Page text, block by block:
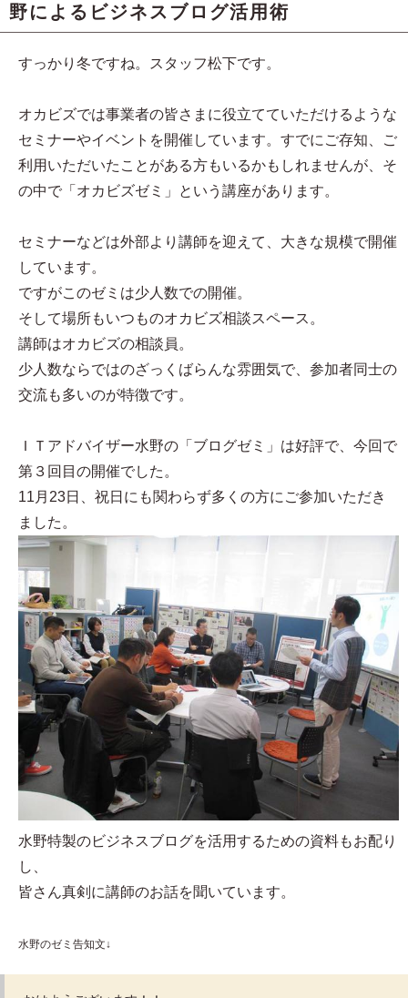
野によるビジネスブログ活用術
すっかり冬ですね。スタッフ松下です。
オカビズでは事業者の皆さまに役立てていただけるような
セミナーやイベントを開催しています。すでにご存知、ご
利用いただいたことがある方もいるかもしれませんが、そ
の中で「オカビズゼミ」という講座があります。
セミナーなどは外部より講師を迎えて、大きな規模で開催
しています。
ですがこのゼミは少人数での開催。
そして場所もいつものオカビズ相談スペース。
講師はオカビズの相談員。
少人数ならではのざっくばらんな雰囲気で、参加者同士の
交流も多いのが特徴です。
ＩＴアドバイザー水野の「ブログゼミ」は好評で、今回で
第３回目の開催でした。
11月23日、祝日にも関わらず多くの方にご参加いただき
ました。
水野特製のビジネスブログを活用するための資料もお配り
し、
皆さん真剣に講師のお話を聞いています。
水野のゼミ告知文↓